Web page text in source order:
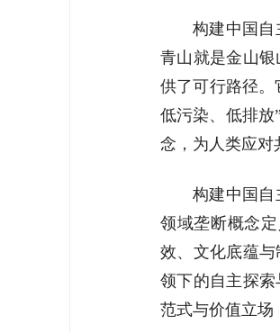
构建中国自
青山就是金山
供了可行路径。
低污染、低排放
念，为人类应对
构建中国自
领域垄断概念
效、文化底蕴
领下的自主探
范式与价值立场